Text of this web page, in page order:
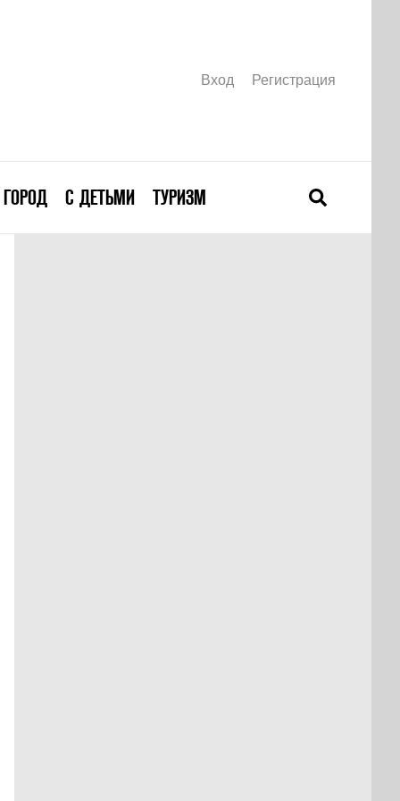
Вход Регистрация
ГОРОД С ДЕТЬМИ ТУРИЗМ